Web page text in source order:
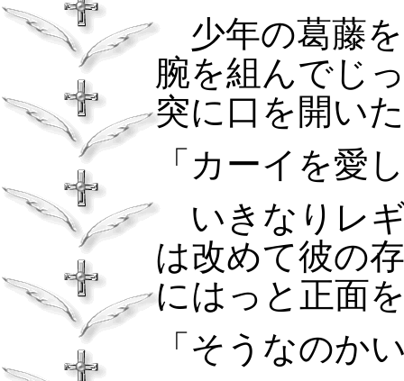
少年の葛藤
腕を組んでじ
突に口を開い
「カーイを愛
いきなりレ
は改めて彼の
にはっと正面
「そうなのか